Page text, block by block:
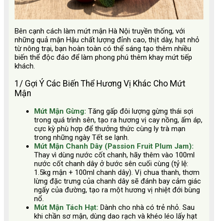
Bên cạnh cách làm mứt mận Hà Nội truyền thống, với
những quả mận Hậu chất lượng đỉnh cao, thịt dày, hạt nhỏ
từ nông trại, bạn hoàn toàn có thể sáng tạo thêm nhiều
biến thể độc đáo để làm phong phú thêm khay mứt tiếp
khách.
1/ Gợi Ý Các Biến Thể Hương Vị Khác Cho Mứt
Mận
Mứt Mận Gừng: Tăng gấp đôi lượng gừng thái sợi
trong quá trình sên, tạo ra hương vị cay nồng, ấm áp,
cực kỳ phù hợp để thưởng thức cùng ly trà mạn
trong những ngày Tết se lạnh.
Mứt Mận Chanh Dây (Passion Fruit Plum Jam):
Thay vì dùng nước cốt chanh, hãy thêm vào 100ml
nước cốt chanh dây ở bước sên cuối cùng (tỷ lệ:
1.5kg mận + 100ml chanh dây). Vị chua thanh, thơm
lừng đặc trưng của chanh dây sẽ đánh bay cảm giác
ngấy của đường, tạo ra một hương vị nhiệt đới bùng
nổ.
Mứt Mận Tách Hạt: Dành cho nhà có trẻ nhỏ. Sau
khi chần sơ mận, dùng dao rạch và khéo léo lấy hạt